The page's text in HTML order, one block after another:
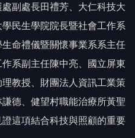
副處長田禮芳、大仁科技大
民生學院院長暨社會工作系
命禮儀暨關懷事業系系主任
系副主任陳中亮、國立屏東
教授、財團法人資訊工業策
德、健望村職能治療所黃聖
這項結合科技與照顧的重要